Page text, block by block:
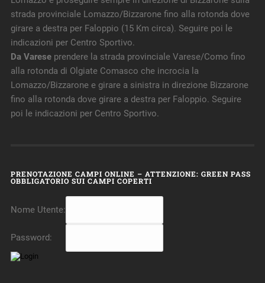
strada provinciale Lomazzo/Bizzarone fino alla rotonda dove
girare a destra per Faloppio (15 Km circa). Seguire poi le
indicazioni per Centro Sportivo.
Da Vareseprendere la strada provinciale Varese/Como fino
alla rotonda di Olgiate Comasco che incrocia la
Lomazzo/Bizzarone e girare a sinistra in direzione Bizzarone
fino alla rotonda dove girare a destra per Faloppio. Seguire
poi le indicazioni per Centro Sportivo.
PRENOTAZIONE CAMPI ONLINE – ATTENZIONE: GREEN PASS
OBBLIGATORIO SUI CAMPI COPERTI
Nome Utente:
Password: